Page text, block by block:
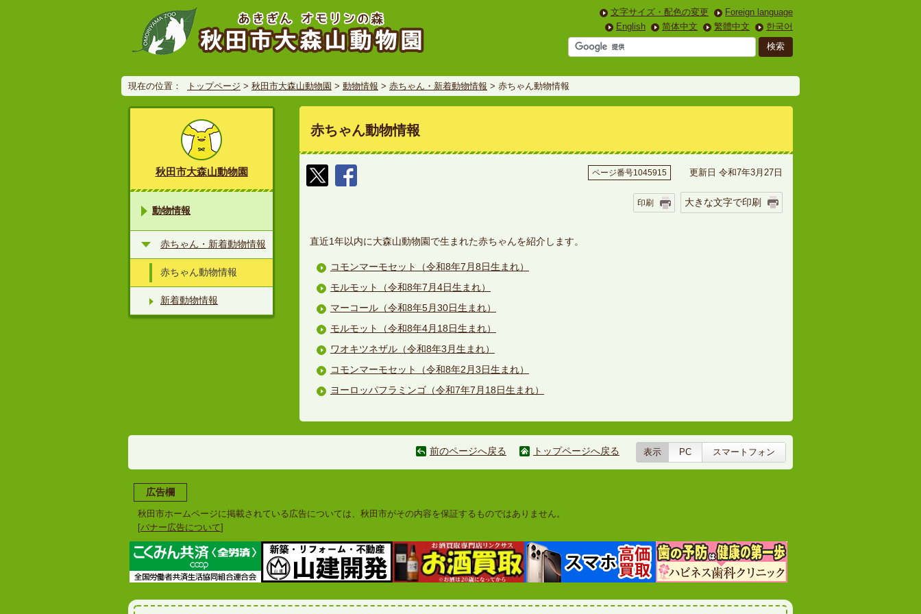
文字サイズ・配色の変更
Foreign language
English
简体中文 繁體中文 한국어
現在の位置： トップページ > 秋田市大森山動物園 > 動物情報 > 赤ちゃん・新着動物情報 > 赤ちゃん動物情報
赤ちゃん動物情報
ページ番号1045915 更新日 令和7年3月27日
印刷 大きな文字で印刷
直近1年以内に大森山動物園で生まれた赤ちゃんを紹介します。
コモンマーモセット（令和8年7月8日生まれ）
モルモット（令和8年7月4日生まれ）
マーコール（令和8年5月30日生まれ）
モルモット（令和8年4月18日生まれ）
ワオキツネザル（令和8年3月生まれ）
コモンマーモセット（令和8年2月3日生まれ）
ヨーロッパフラミンゴ（令和7年7月18日生まれ）
秋田市大森山動物園
動物情報
赤ちゃん・新着動物情報
赤ちゃん動物情報
新着動物情報
前のページへ戻る トップページへ戻る 表示 PC スマートフォン
広告欄
秋田市ホームページに掲載されている広告については、秋田市がその内容を保証するものではありません。
[バナー広告について]